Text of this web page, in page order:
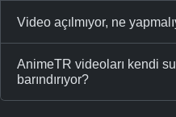
Video açılmıyor, ne
AnimeTR videoları kendi
barındırıyor?